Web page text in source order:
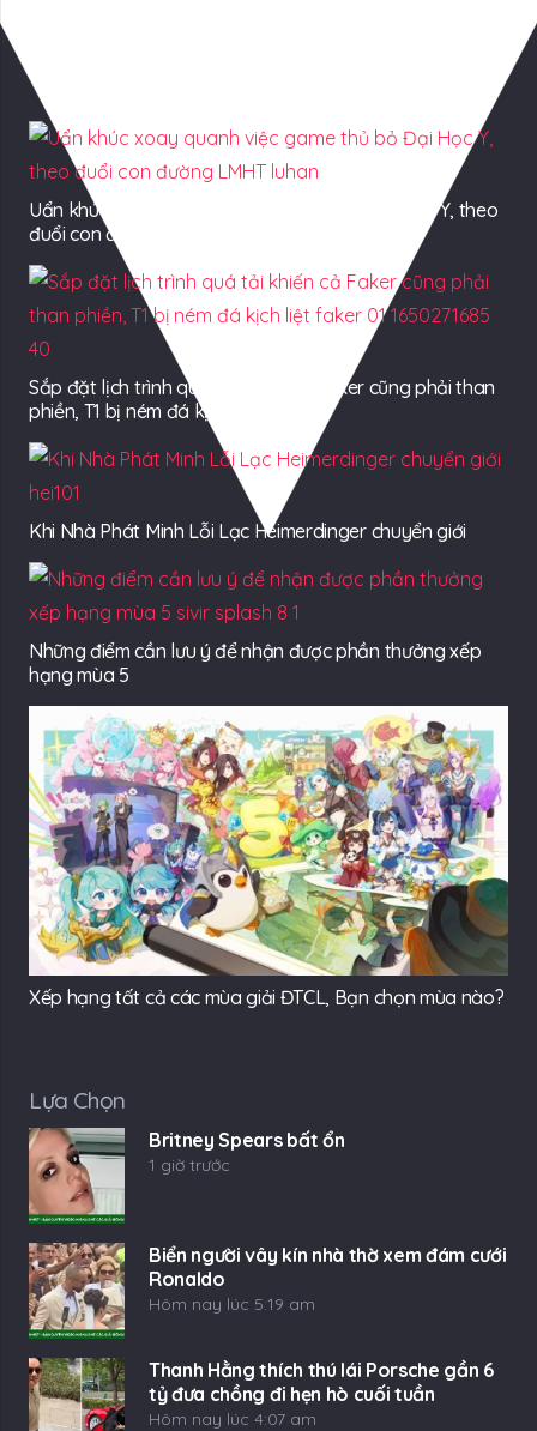
Uẩn khúc xoay quanh việc game thủ bỏ Đại Học Y, theo
đuổi con đường LMHT
Sắp đặt lịch trình quá tải khiến cả Faker cũng phải than
phiền, T1 bị ném đá kịch liệt
Khi Nhà Phát Minh Lỗi Lạc Heimerdinger chuyển giới
Những điểm cần lưu ý để nhận được phần thưởng xếp
hạng mùa 5
Xếp hạng tất cả các mùa giải ĐTCL, Bạn chọn mùa nào?
Lựa Chọn
Britney Spears bất ổn
1 giờ trước
Biển người vây kín nhà thờ xem đám cưới
Ronaldo
Hôm nay lúc 5:19 am
Thanh Hằng thích thú lái Porsche gần 6
tỷ đưa chồng đi hẹn hò cuối tuần
Hôm nay lúc 4:07 am